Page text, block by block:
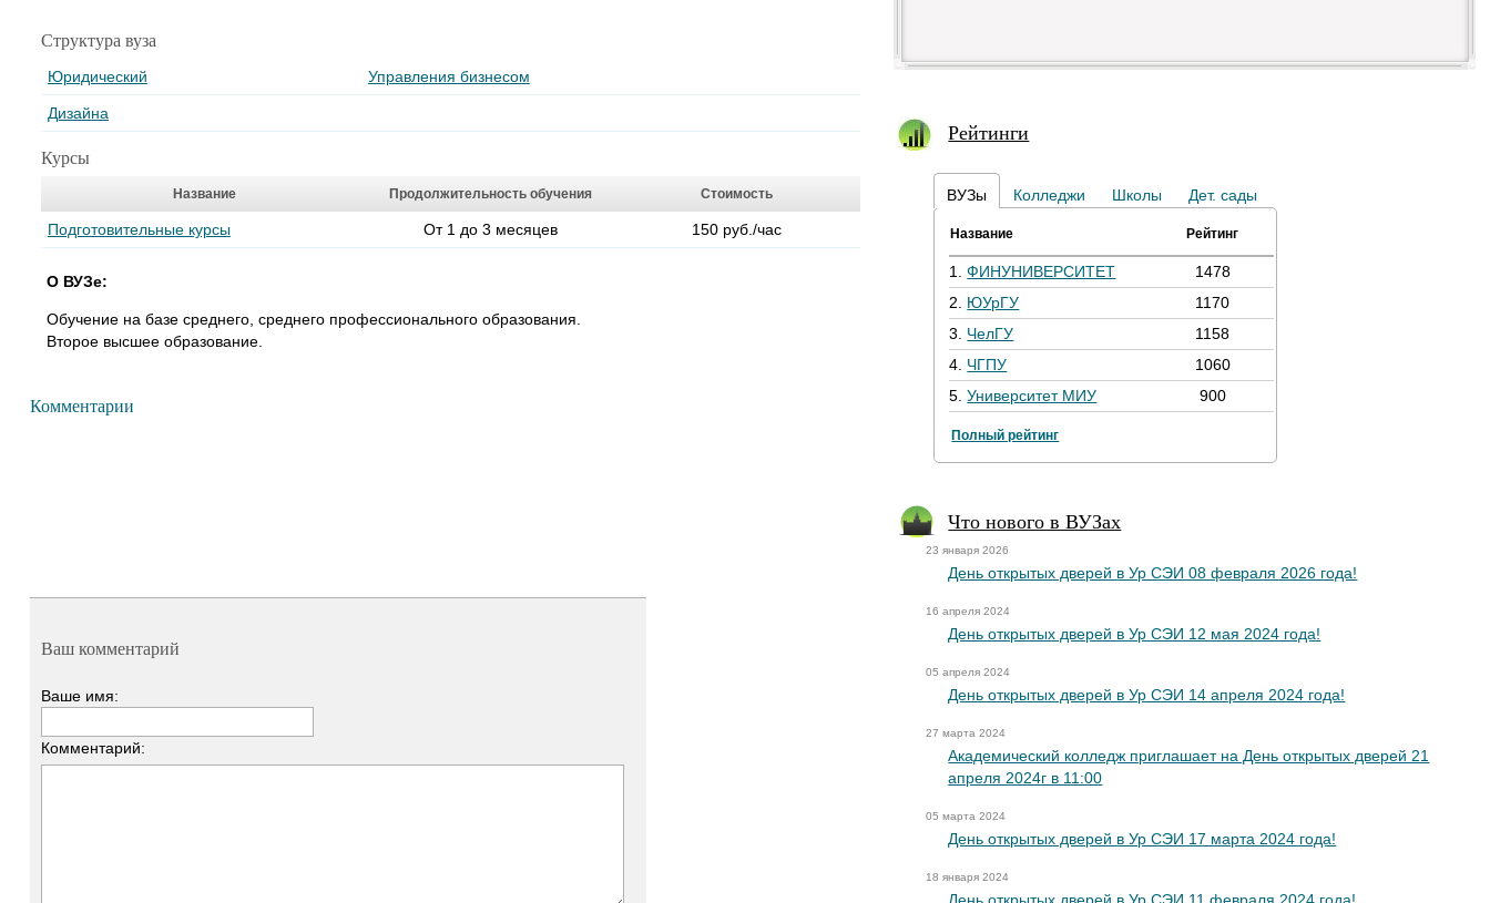
Структура вуза
Юридический Управления бизнесом
Дизайна
Курсы
Название Продолжительность обучения Стоимость
Подготовительные курсы От 1 до 3 месяцев 150 руб./час
О ВУЗе:
Обучение на базе среднего, среднего профессионального образования.
Второе высшее образование.
Комментарии
Ваш комментарий
Ваше имя:
Комментарий:
Рейтинги
ВУЗы Колледжи Школы Дет. сады
Название Рейтинг
1.ФИНУНИВЕРСИТЕТ
1478
2. ЮУрГУ
1170
3. ЧелГУ
1158
4. ЧГПУ
1060
5.Университет МИУ 900
Полный рейтинг
Что нового в ВУЗах
23 января 2026
День открытых дверей в Ур СЭИ 08 февраля 2026 года!
16 апреля 2024
День открытых дверей в Ур СЭИ 12 мая 2024 года!
05 апреля 2024
День открытых дверей в Ур СЭИ 14 апреля 2024 года!
27 марта 2024
Академический колледж приглашает на День открытых дверей 21
апреля 2024г в 11:00
05 марта 2024
День открытых дверей в Ур СЭИ 17 марта 2024 года!
18 января 2024